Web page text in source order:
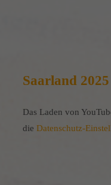
Saarland 2025
Das Laden von
die Datenschutz-